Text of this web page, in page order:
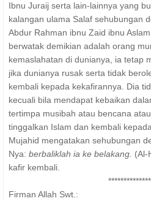
Ibnu Juraij serta lain-lainnya yang
kalangan ulama Salaf sehubungan
Abdur Rahman ibnu Zaid ibnu
berwatak demikian adalah orang
kemaslahatan di dunianya, ia tetap
jika dunianya rusak serta tidak
kembali kepada kekafirannya. Dia
kecuali bila mendapat kebaikan
tertimpa musibah atau bencana
tinggalkan Islam dan kembali
Mujahid mengatakan sehubungan
Nya: berbaliklah ia ke belakang. (Al-
kafir kembali.
Firman Allah Swt.: